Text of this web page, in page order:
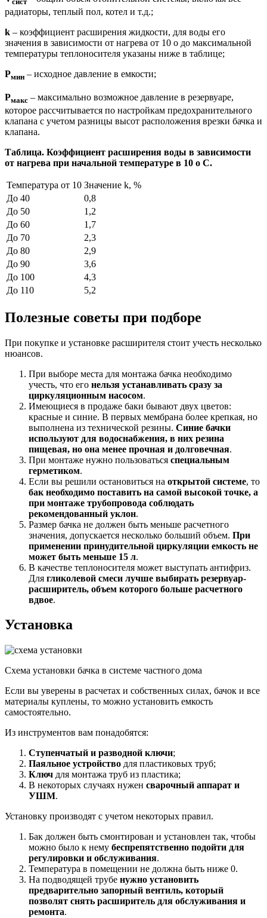
радиаторы, теплый пол, котел и т.д.;
k – коэффициент расширения жидкости, для воды его
значения в зависимости от нагрева от 10 о до максимальной
температуры теплоносителя указаны ниже в таблице;
Pмин – исходное давление в емкости;
Pмакс – максимально возможное давление в резервуаре,
которое рассчитывается по настройкам предохранительного
клапана с учетом разницы высот расположения врезки бачка и
клапана.
Таблица. Коэффициент расширения воды в зависимости
от нагрева при начальной температуре в 10 о С.
Температура от 10 Значение k, %
До 40
0,8
До 50
1,2
До 60
1,7
До 70
2,3
До 80
2,9
До 90
3,6
До 100
4,3
До 110
5,2
Полезные советы при подборе
При покупке и установке расширителя стоит учесть несколько
нюансов.
При выборе места для монтажа бачка необходимо
учесть, что его нельзя устанавливать сразу за
циркуляционным насосом.
Имеющиеся в продаже баки бывают двух цветов:
красные и синие. В первых мембрана более крепкая, но
выполнена из технической резины. Синие бачки
используют для водоснабжения, в них резина
пищевая, но она менее прочная и долговечная.
При монтаже нужно пользоваться специальным
герметиком.
Если вы решили остановиться на открытой системе, то
бак необходимо поставить на самой высокой точке, а
при монтаже трубопровода соблюдать
рекомендованный уклон.
Размер бачка не должен быть меньше расчетного
значения, допускается несколько больший объем. При
применении принудительной циркуляции емкость не
может быть меньше 15 л.
В качестве теплоносителя может выступать антифриз.
Для гликолевой смеси лучше выбирать резервуар-
расширитель, объем которого больше расчетного
вдвое.
Установка
Схема установки бачка в системе частного дома
Если вы уверены в расчетах и собственных силах, бачок и все
материалы куплены, то можно установить емкость
самостоятельно.
Из инструментов вам понадобятся:
Ступенчатый и разводной ключи;
Паяльное устройство для пластиковых труб;
Ключ для монтажа труб из пластика;
В некоторых случаях нужен сварочный аппарат и
УШМ.
Установку производят с учетом некоторых правил.
Бак должен быть смонтирован и установлен так, чтобы
можно было к нему беспрепятственно подойти для
регулировки и обслуживания.
Температура в помещении не должна быть ниже 0.
На подводящей трубе нужно установить
предварительно запорный вентиль, который
позволят снять расширитель для обслуживания и
ремонта.